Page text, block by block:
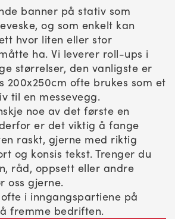
banner på stativ som
og som enkelt kan
hvor liten eller stor
ha. Vi leverer roll-ups i
størrelser, den vanligste er
200x250cm ofte brukes som et
til en messevegg.
noe av det første en
er det viktig å fange
raskt, gjerne med riktig
og konsis tekst. Trenger du
råd, oppsett eller andre
oss gjerne.
i inngangspartiene på
fremme bedriften.